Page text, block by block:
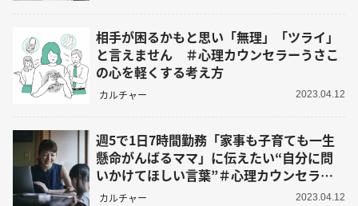
相手が困るかもと思い「無理」「ツライ」
と言えません ＃心理カウンセラーうさこ
の心を軽くする考え方
カルチャー 2023.04.12
週5で1日7時間勤務「家事も子育ても一生
懸命がんばるママ」に伝えたい“自分に問
いかけてほしい言葉”＃心理カウンセラー
うさこの心を軽くする考え方
カルチャー 2023.04.12